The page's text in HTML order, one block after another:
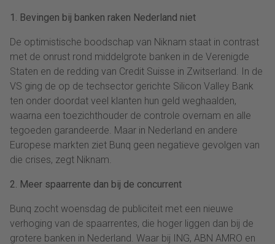
1. Bevingen bij banken raken Nederland niet
De optimistische boodschap van Niknam staat in contrast
met de onrust rond middelgrote banken in de Verenigde
Staten en de redding van Credit Suisse in Zwitserland. In de
VS ging de op de techsector gerichte Silicon Valley Bank
ten onder doordat veel klanten hun geld weghaalden,
waarna een toezichthouder de controle overnam en alle
tegoeden garandeerde. Maar in Nederland en andere
Europese markten ziet Bunq geen negatieve gevolgen van
die crises, zegt Niknam.
2. Meer spaarrente dan bij de concurrent
Bunq zocht woensdag de publiciteit met een nieuwe
verhoging van de spaarrentes, die hoger liggen dan bij de
grotere banken in Nederland. Waar bij ING, ABN AMRO en